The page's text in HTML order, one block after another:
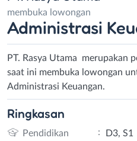
membuka lowongan
Administrasi
PT. Rasya Utama merupakan
saat ini membuka lowongan
Administrasi Keuangan.
Ringkasan
Pendidikan :
D3, S1